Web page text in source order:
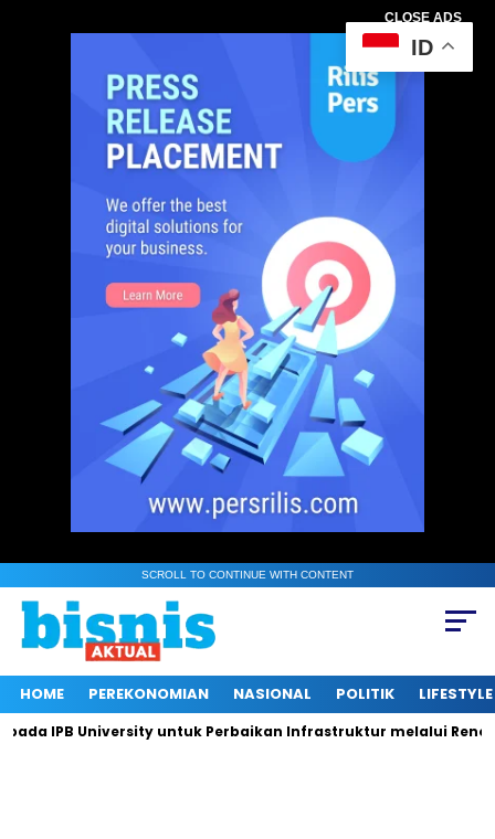
CLOSE ADS
SCROLL TO CONTINUE WITH CONTENT
HOME PEREKONOMIAN NASIONAL POLITIK LIFESTYLE
IPB University untuk Perbaikan Infrastruktur melalui
ID